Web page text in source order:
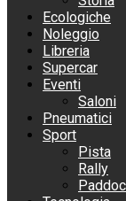
Ecologiche
Noleggio
Libreria
Supercar
Eventi
Saloni
Pneumatici
Sport
Pista
Rally